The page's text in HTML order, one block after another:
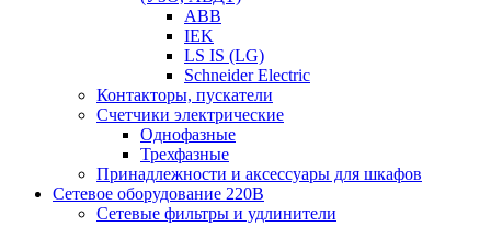
ABB
IEK
LS IS (LG)
Schneider Electric
Контакторы, пускатели
Счетчики электрические
Однофазные
Трехфазные
Принадлежности и аксессуары для шкафов
Сетевое оборудование 220В
Сетевые фильтры и удлинители